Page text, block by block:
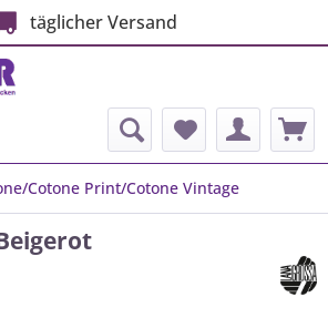
täglicher Versand
Cotone Print/Cotone Vintage